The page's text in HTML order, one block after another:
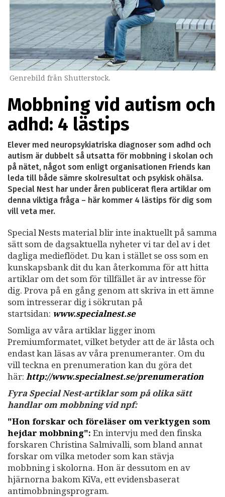
Genrebild från Shutterstock.
Mobbning vid autism och
adhd: 4 lästips
Elever med neuropsykiatriska diagnoser som adhd och
autism är dubbelt så utsatta för mobbning i skolan och
på nätet, något som enligt organisationen Friends kan
leda till både sämre skolresultat och psykisk ohälsa.
Special Nest har under åren publicerat flera artiklar om
denna viktiga fråga – här kommer 4 lästips för dig som
vill veta mer.
Special Nests material blir inte inaktuellt på samma
sätt som de dagsaktuella nyheter vi tar del av i det
dagliga medieflödet. Du kan i stället se oss som en
kunskapsbank dit du kan återkomma för att hitta
artiklar om det som för tillfället är av intresse för
dig. Prova på en gång genom att skriva in ett ämne
som intresserar dig i sökrutan på
startsidan: www.specialnest.se
Somliga av våra artiklar ligger inom
Premiumformatet, vilket betyder att de är låsta och
endast kan läsas av våra prenumeranter. Om du
vill teckna en prenumeration kan du göra det
här: http://www.specialnest.se/prenumeration
Fyra Special Nest-artiklar som på olika sätt
handlar om mobbning vid npf:
"Hon forskar och föreläser om verktygen som
hejdar mobbning": En intervju med den finska
forskaren Christina Salmivalli, som bland annat
forskar om vilka metoder som kan stävja
mobbning i skolorna. Hon är dessutom en av
hjärnorna bakom KiVa, ett evidensbaserat
antimobbningsprogram.